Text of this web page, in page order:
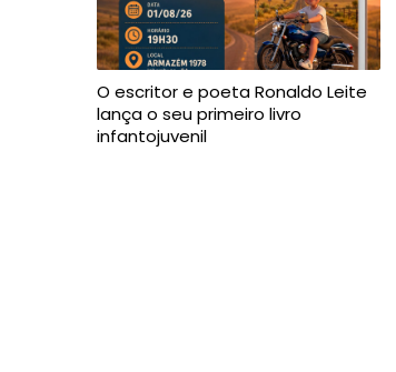
O escritor e poeta Ronaldo Leite
lança o seu primeiro livro
infantojuvenil